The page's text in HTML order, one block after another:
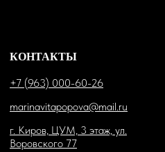
КОНТАКТЫ
+7 (963) 000-60-26
marinavitapopova@mail.ru
г. Киров, ЦУМ, 3 этаж, ул.
Воровского 77